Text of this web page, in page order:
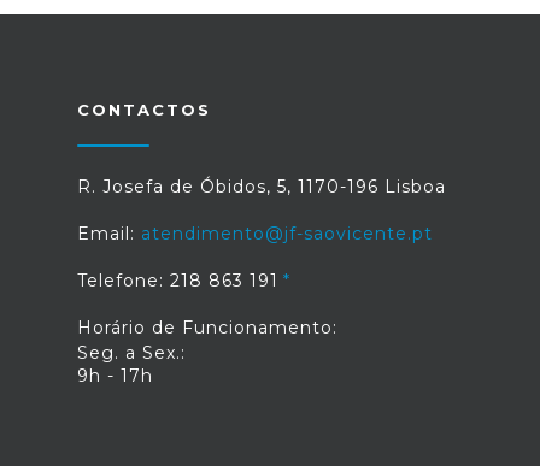
CONTACTOS
R. Josefa de Óbidos, 5, 1170-196 Lisboa
Email: atendimento@jf-saovicente.pt
Telefone: 218 863 191
Horário de Funcionamento:
Seg. a Sex.:
9h - 17h